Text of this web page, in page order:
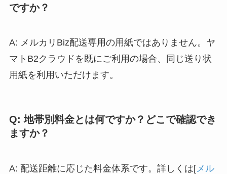
ですか？
A: メルカリBiz配送専用の用紙ではありません。ヤ
マトB2クラウドを既にご利用の場合、同じ送り状
用紙を利用いただけます。
Q: 地帯別料金とは何ですか？どこで確認でき
ますか？
A: 配送距離に応じた料金体系です。詳しくは[メル